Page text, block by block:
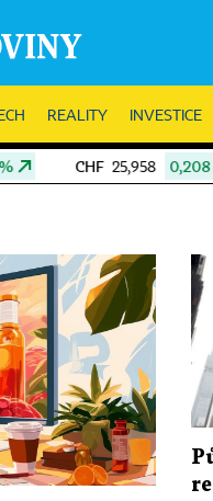
REALITY INVESTICE
0,208 % GBP